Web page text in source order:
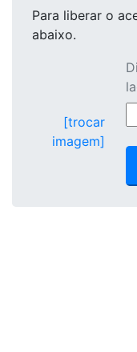
Para liberar o
abaixo.
[trocar
imagem]